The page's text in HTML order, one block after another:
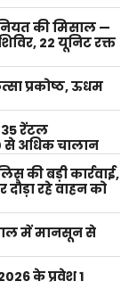
की मिसाल —
22 यूनिट रक्त
प्रकोष्ठ, ऊधम
रेंटल
से अधिक चालान
की बड़ी कार्रवाई,
रहे वाहन को
में मानसून से
के प्रवेश 1